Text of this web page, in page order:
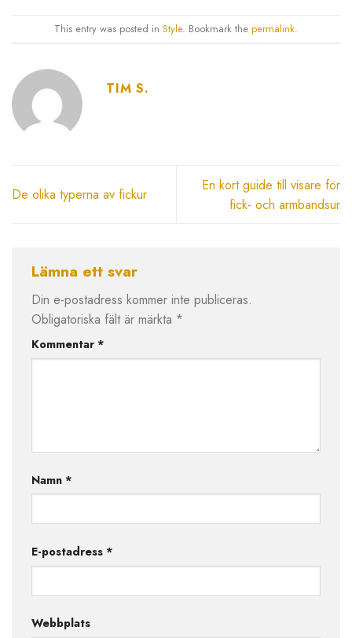
This entry was posted in Style. Bookmark the permalink.
TIM S.
De olika typerna av fickur
En kort guide till visare för
fick- och armbandsur
Lämna ett svar
Din e-postadress kommer inte publiceras.
Obligatoriska fält är märkta *
Kommentar *
Namn *
E-postadress *
Webbplats